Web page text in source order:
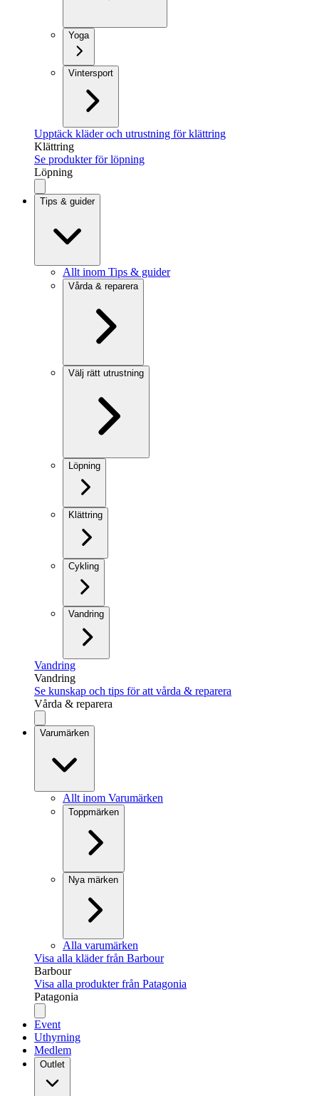
Yoga
Vintersport
Upptäck kläder och utrustning för klättring
Klättring
Se produkter för löpning
Löpning
Tips & guider
Allt inom Tips & guider
Vårda & reparera
Välj rätt utrustning
Löpning
Klättring
Cykling
Vandring
Vandring
Vandring
Se kunskap och tips för att vårda & reparera
Vårda & reparera
Varumärken
Allt inom Varumärken
Toppmärken
Nya märken
Alla varumärken
Visa alla kläder från Barbour
Barbour
Visa alla produkter från Patagonia
Patagonia
Event
Uthyrning
Medlem
Outlet